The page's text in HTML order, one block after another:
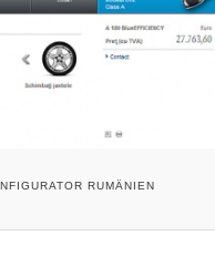
RUMÄNIEN